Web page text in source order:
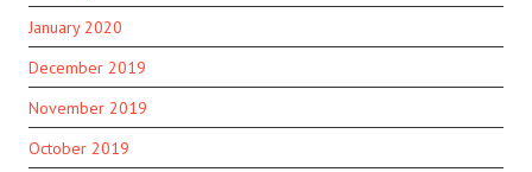
January 2020
December 2019
November 2019
October 2019